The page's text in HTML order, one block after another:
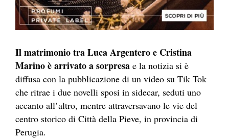
Il matrimonio tra Luca Argentero e Cristina
Marino è arrivato a sorpresa e la notizia si è
diffusa con la pubblicazione di un video su Tik Tok
che ritrae i due novelli sposi in sidecar, seduti uno
accanto all’altro, mentre attraversavano le vie del
centro storico di Città della Pieve, in provincia di
Perugia.